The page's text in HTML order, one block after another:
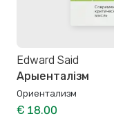
Edward Said
Арыенталізм
Ориентализм
€ 18.00